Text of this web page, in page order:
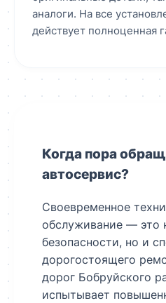
аналоги. На все
действует полноценная
Когда пора
автосервис?
Своевременное
обслуживание — это
безопасности, но и
дорогостоящего
дорог Бобруйского
испытывает